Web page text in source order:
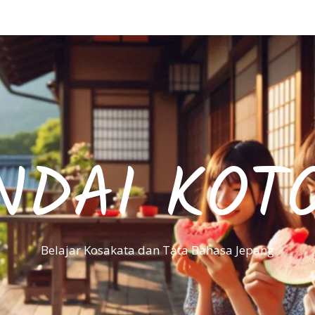
Belajar Kosakata dan Tata Bahasa Jepang